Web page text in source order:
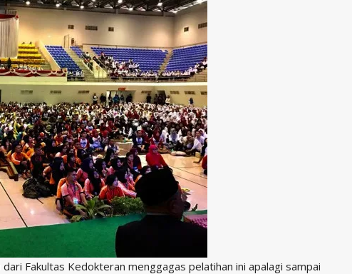
Fakultas Kedokteran menggagas pelatihan ini apalagi sampai